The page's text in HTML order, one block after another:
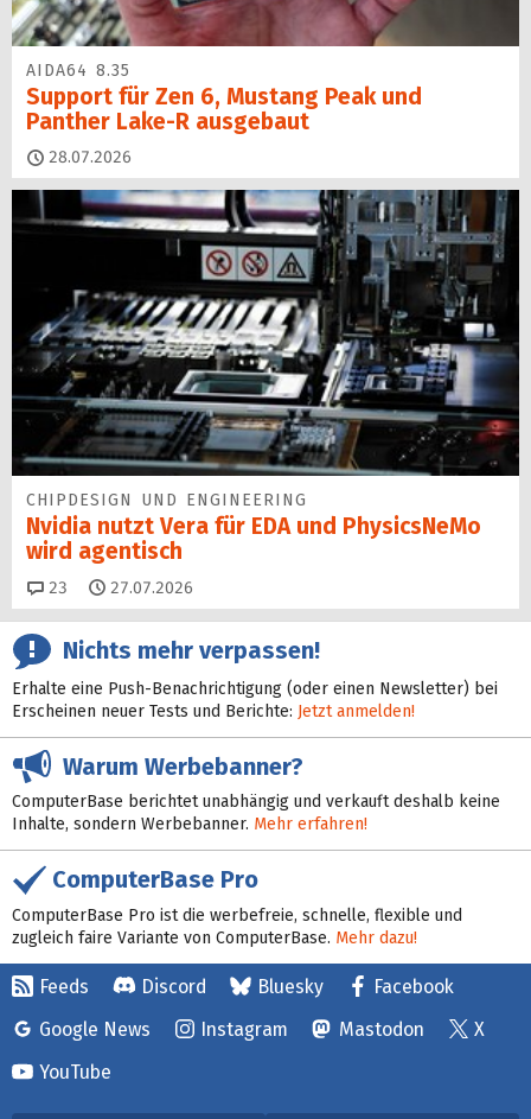
AIDA64 8.35
Support für Zen 6, Mustang Peak und
Panther Lake-R ausgebaut
28.07.2026
CHIPDESIGN UND ENGINEERING
Nvidia nutzt Vera für EDA und PhysicsNeMo
wird agentisch
23 Kommentare
27.07.2026
Nichts mehr verpassen!
Erhalte eine Push-Benachrichtigung (oder einen Newsletter) bei
Erscheinen neuer Tests und Berichte: Jetzt anmelden!
Warum Werbebanner?
ComputerBase berichtet unabhängig und verkauft deshalb keine
Inhalte, sondern Werbebanner. Mehr erfahren!
ComputerBase Pro
ComputerBase Pro ist die werbefreie, schnelle, flexible und
zugleich faire Variante von ComputerBase. Mehr dazu!
Feeds Discord Bluesky
Facebook
Google News
Instagram Mastodon
X
YouTube